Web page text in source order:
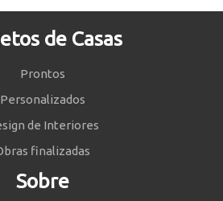
de Casas
Prontos
Personalizados
de Interiores
finalizadas
Sobre